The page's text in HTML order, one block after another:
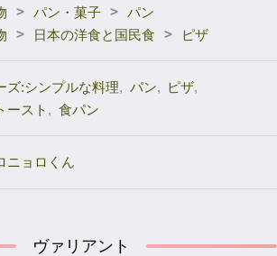
> パン・菓子 > パン
> 日本の洋食と国民食 > ピザ
ズ:シンプルな料理, パン, ピザ,
ースト , 食パン
ニョロくん
ヴァリアント